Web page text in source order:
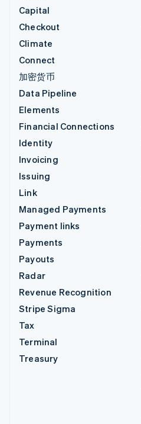
Capital
Checkout
Climate
Connect
加密货币
Data Pipeline
Elements
Financial Connections
Identity
Invoicing
Issuing
Link
Managed Payments
Payment links
Payments
Payouts
Radar
Revenue Recognition
Stripe Sigma
Tax
Terminal
Treasury